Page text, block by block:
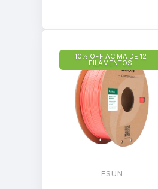
10% OFF ACIMA DE 12
FILAMENTOS
ESUN